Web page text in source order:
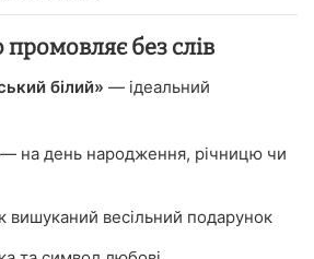
без слів
білий» — ідеальний
— на день народження, річницю чи
весільний подарунок